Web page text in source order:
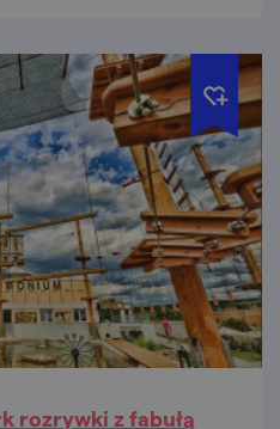
rozrywki z fabułą